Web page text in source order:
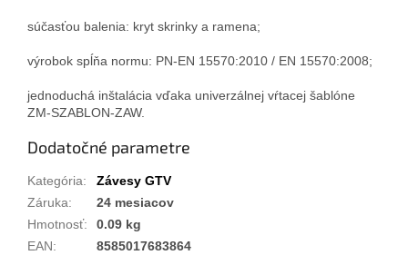
súčasťou balenia: kryt skrinky a ramena;
výrobok spĺňa normu: PN-EN 15570:2010 / EN 15570:2008;
jednoduchá inštalácia vďaka univerzálnej vŕtacej šablóne
ZM-SZABLON-ZAW.
Dodatočné parametre
Kategória:
Závesy GTV
Záruka:
24 mesiacov
Hmotnosť:
0.09 kg
EAN: 8585017683864